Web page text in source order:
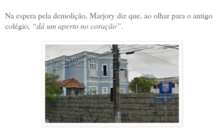
Na espera pela demolição, Marjory diz que, ao olhar para o antigo
colégio, “dá um aperto no coração”.